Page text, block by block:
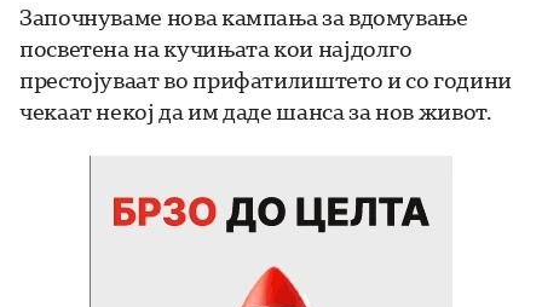
Започнуваме нова кампања за вдомување
посветена на кучињата кои најдолго
престојуваат во прифатилиштето и со години
чекаат некој да им даде шанса за нов живот.